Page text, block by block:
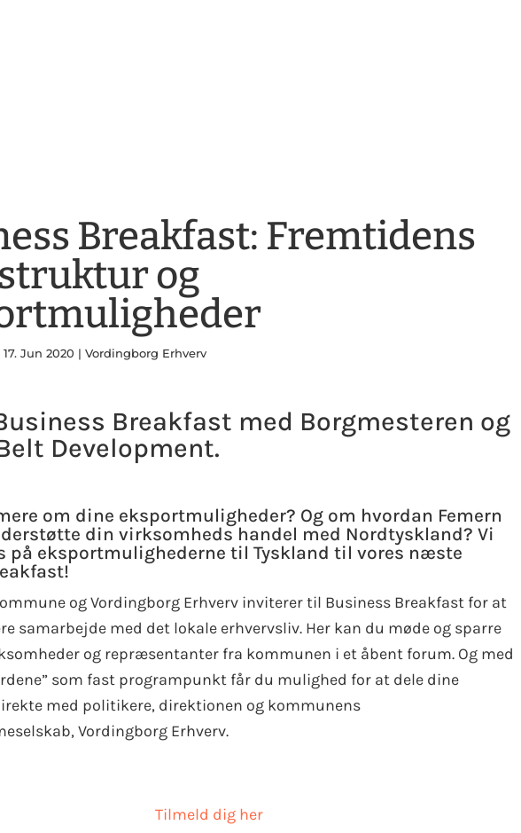
Breakfast: Fremtidens
og
17. Jun 2020 | Vordingborg Erhverv
Breakfast med Borgmesteren og
Development.
om dine eksportmuligheder? Og om hvordan Femern
din virksomheds handel med Nordtyskland? Vi
på eksportmulighederne til Tyskland til vores næste
og Vordingborg Erhverv inviterer til Business Breakfast for at
samarbejde med det lokale erhvervsliv. Her kan du møde og sparre
og repræsentanter fra kommunen i et åbent forum. Og med
som fast programpunkt får du mulighed for at dele dine
med politikere, direktionen og kommunens
Vordingborg Erhverv.
Tilmeld dig her